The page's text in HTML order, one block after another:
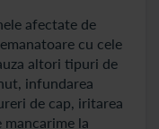
afectate de
cu cele
altori tipuri de
infundarea
de cap, iritarea
la